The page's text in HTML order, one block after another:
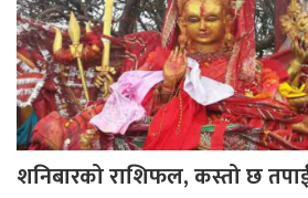
शनिबारको राशिफल, कस्तो छ